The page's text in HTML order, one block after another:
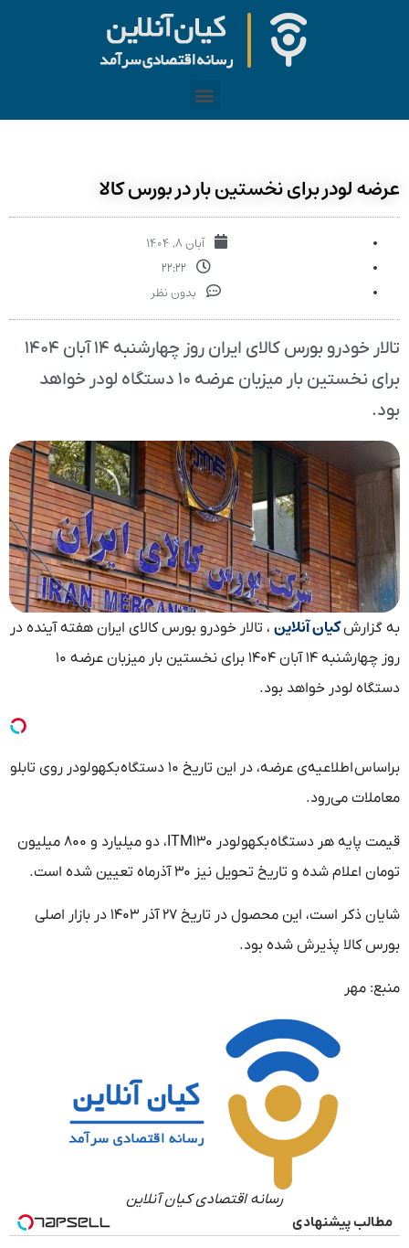
عرضه لودر برای نخستین بار در بورس کالا
آبان ۸, ۱۴۰۴
۲۲:۲۲
بدون نظر
تالار خودرو بورس کالای ایران روز چهارشنبه ۱۴ آبان ۱۴۰۴
برای نخستین بار میزبان عرضه ۱۰ دستگاه لودر خواهد
بود.
به گزارشکیان آنلاین ، تالار خودرو بورس کالای ایران هفته آینده در
روز چهارشنبه ۱۴ آبان ۱۴۰۴ برای نخستین بار میزبان عرضه ۱۰
دستگاه لودر خواهد بود.
براساس اطلاعیه‌ی عرضه، در این تاریخ ۱۰ دستگاه بکهو لودر روی تابلو
معاملات می‌رود.
قیمت پایه هر دستگاه بکهو لودر ITM۱۳۰، دو میلیارد و ۸۰۰ میلیون
تومان اعلام شده و تاریخ تحویل نیز ۳۰ آذرماه تعیین شده است.
شایان ذکر است، این محصول در تاریخ ۲۷ آذر ۱۴۰۳ در بازار اصلی
بورس کالا پذیرش شده بود.
منبع: مهر
رسانه اقتصادی کیان آنلاین
مطالب پیشنهادی